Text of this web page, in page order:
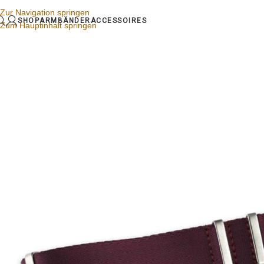
Zur Navigation springen
Zum Hauptinhalt springen
SHOPARMBÄNDERACCESSOIRES